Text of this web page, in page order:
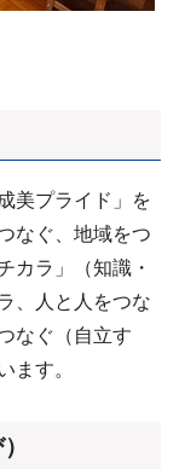
美プライド」を
なぐ、地域をつ
カラ」（知識・
、人と人をつな
なぐ（自立す
ます。